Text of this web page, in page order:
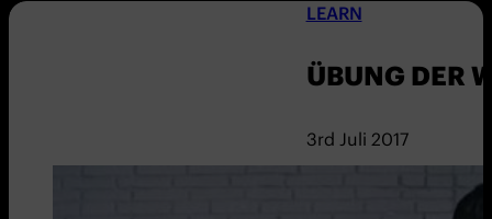
LEARN
ÜBUNG DER
3rd Juli 2017